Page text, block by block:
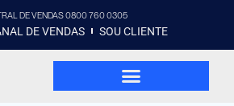
DE VENDAS 0800 760 0305
DE VENDAS SOU CLIENTE